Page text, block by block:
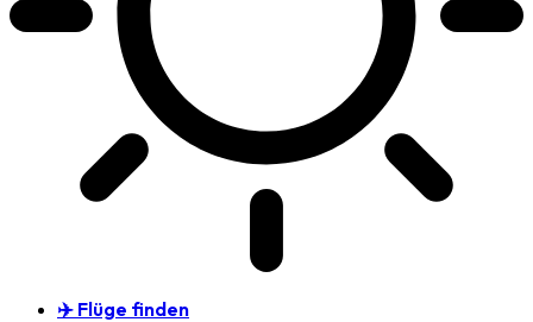
✈️ Flüge finden